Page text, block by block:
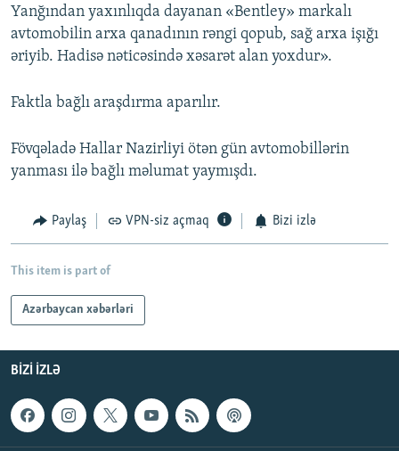
Yanğından yaxınlıqda dayanan «Bentley» markalı
avtomobilin arxa qanadının rəngi qopub, sağ arxa işığı
əriyib. Hadisə nəticəsində xəsarət alan yoxdur».
Faktla bağlı araşdırma aparılır.
Fövqəladə Hallar Nazirliyi ötən gün avtomobillərin
yanması ilə bağlı məlumat yaymışdı.
Paylaş VPN-siz açmaq Bizi izlə
This item is part of
Azərbaycan xəbərləri
BIZI IZLƏ